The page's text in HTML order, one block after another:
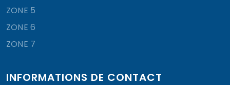
ZONE 5
ZONE 6
ZONE 7
INFORMATIONS DE CONTACT